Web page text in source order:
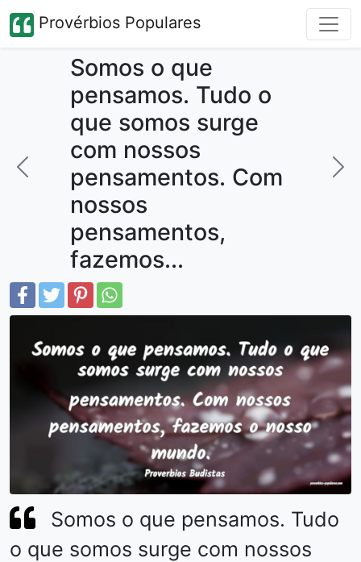
Provérbios Populares
Somos o que
pensamos. Tudo o
que somos surge
com nossos
pensamentos. Com
nossos
pensamentos,
fazemos...
Somos o que pensamos. Tudo
o que somos surge com nossos